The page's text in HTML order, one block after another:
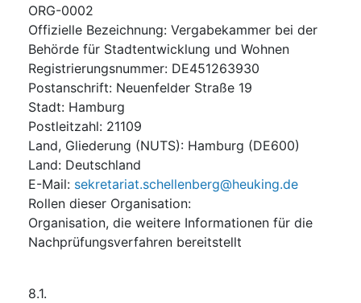
ORG-0002
Offizielle Bezeichnung: Vergabekammer bei der
Behörde für Stadtentwicklung und Wohnen
Registrierungsnummer: DE451263930
Postanschrift: Neuenfelder Straße 19
Stadt: Hamburg
Postleitzahl: 21109
Land, Gliederung (NUTS): Hamburg (DE600)
Land: Deutschland
E-Mail: sekretariat.schellenberg@heuking.de
Rollen dieser Organisation:
Organisation, die weitere Informationen für die
Nachprüfungsverfahren bereitstellt
8.1.